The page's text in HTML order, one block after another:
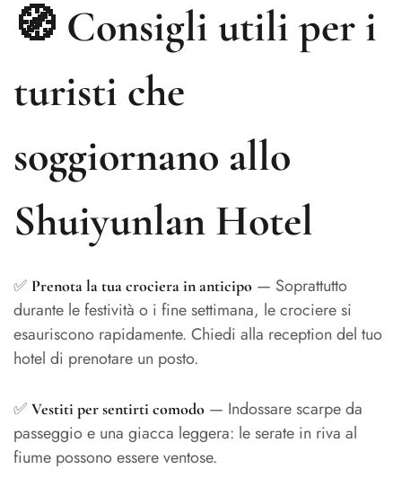
🧭 Consigli utili per i
turisti che
soggiornano allo
Shuiyunlan Hotel
✅ Prenota la tua crociera in anticipo — Soprattutto
durante le festività o i fine settimana, le crociere si
esauriscono rapidamente. Chiedi alla reception del tuo
hotel di prenotare un posto.
✅ Vestiti per sentirti comodo — Indossare scarpe da
passeggio e una giacca leggera: le serate in riva al
fiume possono essere ventose.